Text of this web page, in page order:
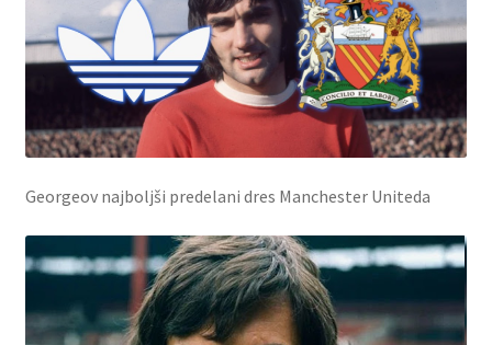
Georgeov najboljši predelani dres Manchester Uniteda